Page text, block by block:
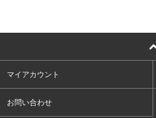
マイアカウント
お問い合わせ